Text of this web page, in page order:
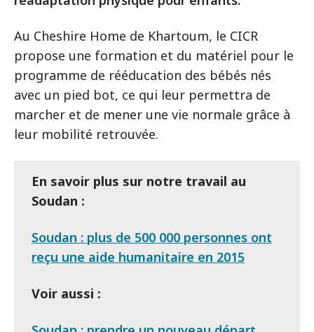
Au Cheshire Home de Khartoum, le CICR
propose une formation et du matériel pour le
programme de rééducation des bébés nés
avec un pied bot, ce qui leur permettra de
marcher et de mener une vie normale grâce à
leur mobilité retrouvée.
En savoir plus sur notre travail au
Soudan :
Soudan : plus de 500 000 personnes ont
reçu une aide humanitaire en 2015
Voir aussi :